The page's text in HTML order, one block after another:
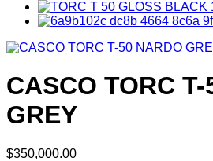
CASCO TORC
GREY
$350,000.00